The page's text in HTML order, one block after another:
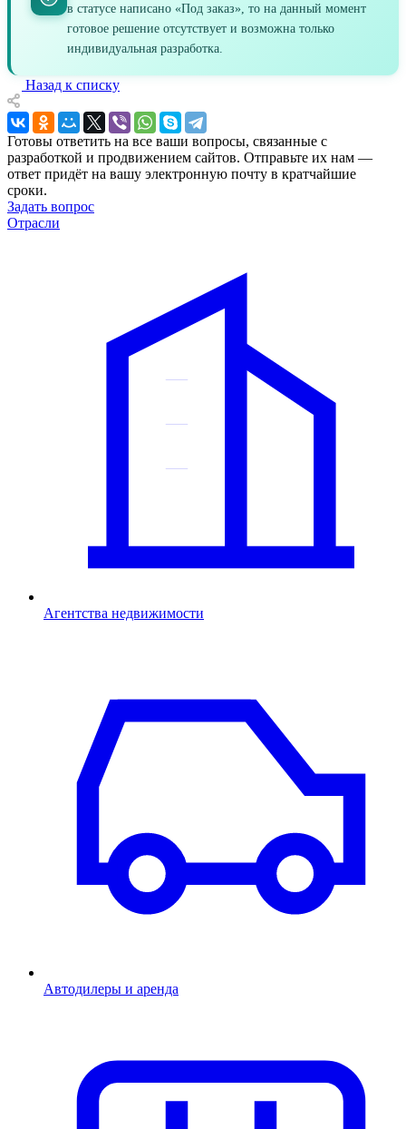
в статусе написано «Под заказ», то на данный момент
готовое решение отсутствует и возможна только
индивидуальная разработка.
Назад к списку
Готовы ответить на все ваши вопросы, связанные с
разработкой и продвижением сайтов. Отправьте их нам —
ответ придёт на вашу электронную почту в кратчайшие
сроки.
Задать вопрос
Отрасли
Агентства недвижимости
Автодилеры и аренда